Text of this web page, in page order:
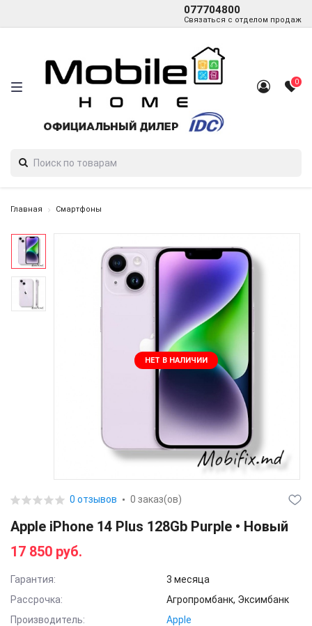
077704800
Связаться с отделом продаж
0
Главная Смартфоны
НЕТ В НАЛИЧИИ
0 отзывов 0 заказ(ов)
Apple iPhone 14 Plus 128Gb Purple • Новый
17 850 руб.
Гарантия:
3 месяца
Рассрочка:
Агропромбанк, Эксимбанк
Производитель:
Apple